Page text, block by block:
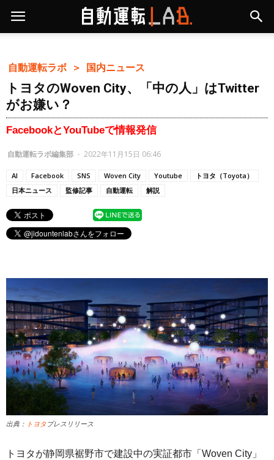
自動運転ラボ ＞ 国内ニュース
トヨタのWoven City、「中の人」はTwitter
がお嫌い？
FacebookとYouTubeで情報発信
自動運転ラボ編集部 - 2022年11月15日 06:46
AI Facebook SNS Woven City Youtube
トヨタ（Toyota）
日本ニュース
監修記事 自動運転 解説
出典： トヨタプレスリリース
トヨタが静岡県裾野市で建設中の実証都市「Woven City」